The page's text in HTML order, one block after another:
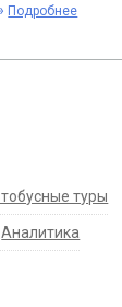
Подробнее
туры
Аналитика